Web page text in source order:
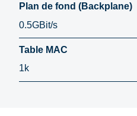
Plan de fond (Backplane)
0.5GBit/s
Table MAC
1k